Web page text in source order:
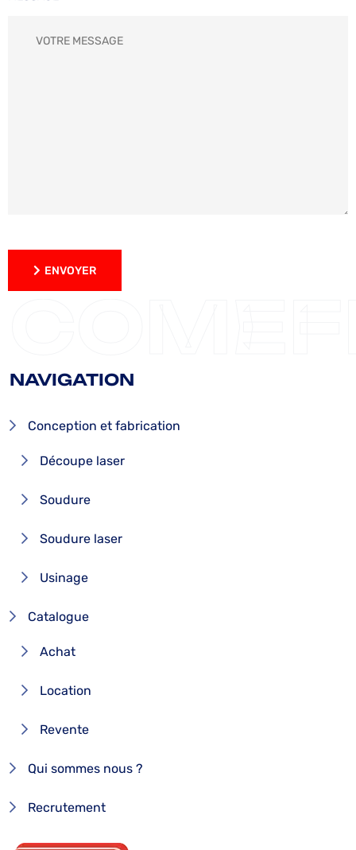
ENVOYER
NAVIGATION
Conception et fabrication
Découpe laser
Soudure
Soudure laser
Usinage
Catalogue
Achat
Location
Revente
Qui sommes nous ?
Recrutement